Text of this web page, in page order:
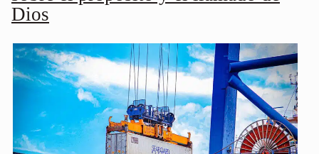
Dios